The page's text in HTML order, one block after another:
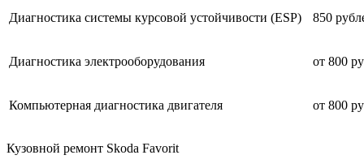
Диагностика системы курсовой устойчивости (ESP) 850
Диагностика электрооборудования от 800
Компьютерная диагностика двигателя от 800
Кузовной ремонт Skoda Favorit